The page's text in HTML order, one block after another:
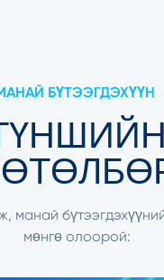
БҮТЭЭГДЭХҮҮН
манай
мөнгө олоорой: